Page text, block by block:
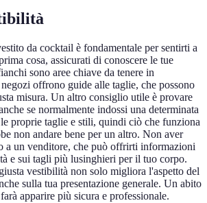
da cocktail è fondamentale per sentirti a
cosa, assicurati di conoscere le tue
sono aree chiave da tenere in
offrono guide alle taglie, che possono
misura. Un altro consiglio utile è provare
se normalmente indossi una determinata
proprie taglie e stili, quindi ciò che funziona
non andare bene per un altro. Non aver
a un venditore, che può offrirti informazioni
e sui tagli più lusinghieri per il tuo corpo.
vestibilità non solo migliora l'aspetto del
sulla tua presentazione generale. Un abito
apparire più sicura e professionale.